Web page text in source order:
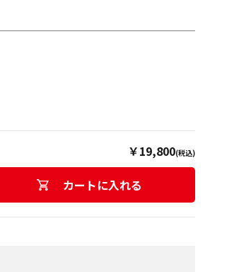
￥19,800(税込)
カートに入れる